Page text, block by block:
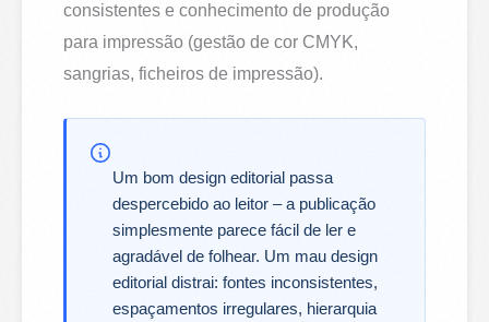
consistentes e conhecimento de produção
para impressão (gestão de cor CMYK,
sangrias, ficheiros de impressão).
Um bom design editorial passa
despercebido ao leitor – a publicação
simplesmente parece fácil de ler e
agradável de folhear. Um mau design
editorial distrai: fontes inconsistentes,
espaçamentos irregulares, hierarquia